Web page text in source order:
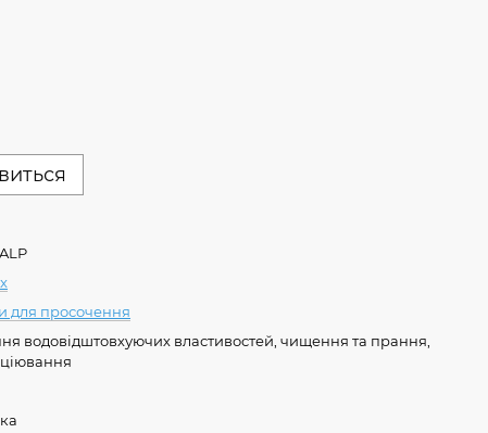
для просочення
водовідштовхуючих властивостей, чищення та прання,